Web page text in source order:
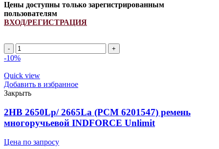
Цены доступны только зарегистрированным
пользователям
ВХОД/РЕГИСТРАЦИЯ
2HB
1995Lp/
(РСМ
6201523/
4150513573/
N220907/
672351.0)
ремень
многоручьевой
Strongest
-10%
Quick view
Добавить в избранное
Закрыть
2HB 2650Lp/ 2665La (PCM 6201547) ремень
многоручьевой INDFORCE Unlimit
Цена по запросу